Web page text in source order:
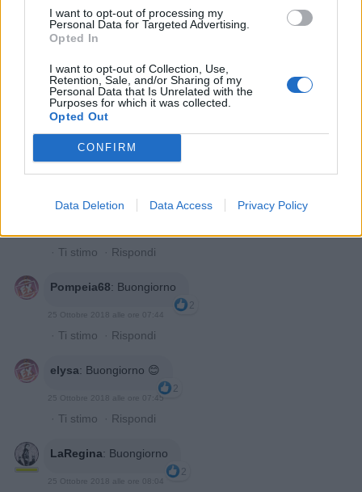
I want to opt-out of processing my
Personal Data for Targeted Advertising.
Opted In
I want to opt-out of Collection, Use,
Retention, Sale, and/or Sharing of my
Personal Data that Is Unrelated with the
Purposes for which it was collected.
Opted Out
CONFIRM
Data Deletion Data Access Privacy Policy
Sadia: Buongiorno 😊
25 Ottobre 2018 alle ore 07:30
·Ti stimo·Rispondi
Lalady :QUOREDG 👏👏👏
25 Ottobre 2018 alle ore 07:31
DYLAN67:Ciao buongiorno e buona giornata 🤗🤗
· Ti stimo · Rispondi
Pompeia68: Buongiorno
2
25 Ottobre 2018 alle ore 07:44
· Ti stimo · Rispondi
elysa: Buongiorno 😊
2
25 Ottobre 2018 alle ore 07:45
· Ti stimo · Rispondi
LaRegina: Buongiorno
2